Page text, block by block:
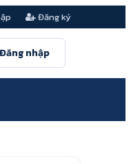
Đăng ký
Đăng nhập